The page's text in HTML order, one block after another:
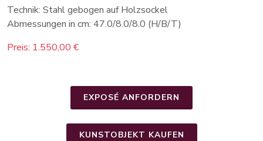
Technik: Stahl gebogen auf Holzsockel
Abmessungen in cm: 47.0/8.0/8.0 (H/B/T)
Preis: 1.550,00 €
EXPOSÉ ANFORDERN
KUNSTOBJEKT KAUFEN